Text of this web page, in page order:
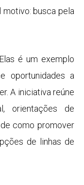
motivo: busca pela
é um exemplo
oportunidades a
A iniciativa reúne
orientações de
como promover
de linhas de